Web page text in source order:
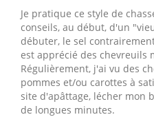
Je pratique ce style de
conseils, au début, d'un
débuter, le sel
est apprécié des chevreuils
Régulièrement, j'ai vu des
pommes et/ou carottes à
site d'apâttage, lécher mon
de longues minutes.